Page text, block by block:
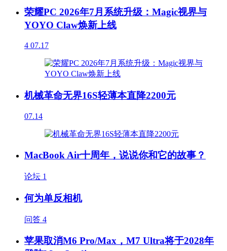
荣耀PC 2026年7月系统升级：Magic视界与
YOYO Claw焕新上线
4 07.17
机械革命无界16S轻薄本直降2200元
07.14
MacBook Air十周年，说说你和它的故事？
论坛 1
何为单反相机
问答 4
苹果取消M6 Pro/Max，M7 Ultra将于2028年